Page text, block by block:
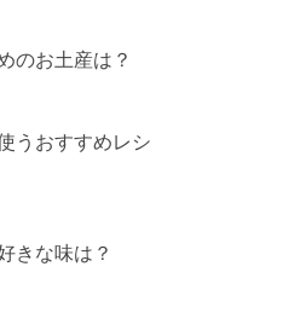
のお土産は？
うおすすめレシ
きな味は？